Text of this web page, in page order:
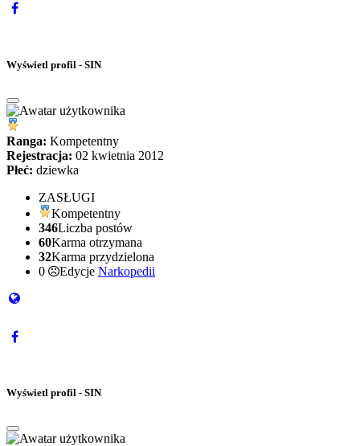
Wyświetl profil - SIN
Ranga: Kompetentny
Rejestracja: 02 kwietnia 2012
Płeć: dziewka
ZASŁUGI
Kompetentny
346Liczba postów
60Karma otrzymana
32Karma przydzielona
0
Edycje Narkopedii
Wyświetl profil - SIN